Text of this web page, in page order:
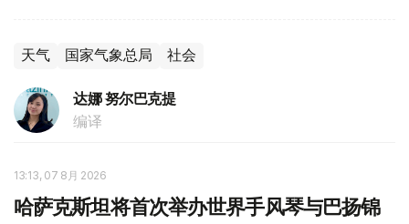
天气 国家气象总局 社会
达娜 努尔巴克提
编译
13:13, 07 8月 2026
哈萨克斯坦将首次举办世界手风琴与巴扬锦